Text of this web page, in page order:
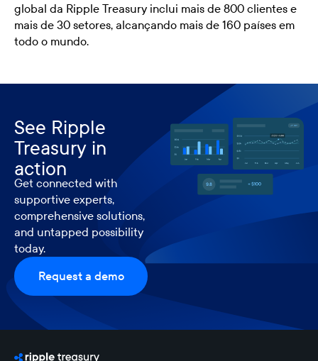
global da Ripple Treasury inclui mais de 800 clientes e
mais de 30 setores, alcançando mais de 160 países em
todo o mundo.
See Ripple
Treasury in
action
Get connected with
supportive experts,
comprehensive solutions,
and untapped possibility
today.
Request a demo